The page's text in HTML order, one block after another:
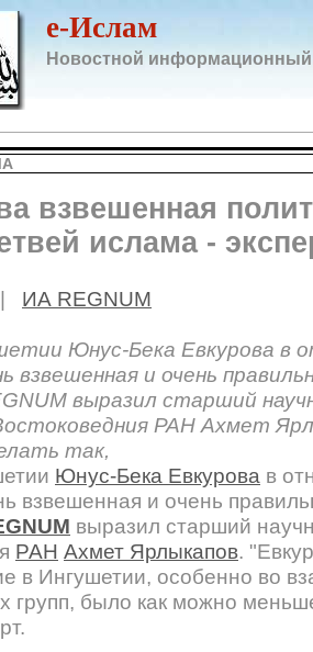
e-Ислам
Новостной информационный
взвешенная
ислама -
| ИА REGNUM
Юнус-Бека Евкурова в
взвешенная и очень
выразил старший
РАН Ахмет
так,
Юнус-Бека Евкурова в
взвешенная и очень
выразил старший
РАН Ахмет Ярлыкапов.
в Ингушетии, особенно во
групп, было как можно